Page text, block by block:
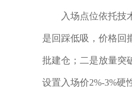
入场点位依托技
是回踩低吸，价格回
批建仓；二是放量突
设置入场价2%-3%硬